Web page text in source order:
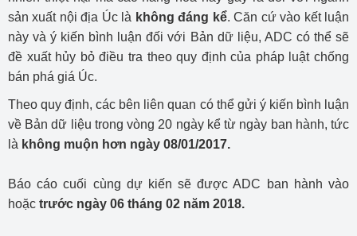
sản xuất nội địa Úc là không đáng kể. Căn cứ vào kết luận
này và ý kiến bình luận đối với Bản dữ liệu, ADC có thể sẽ
đề xuất hủy bỏ điều tra theo quy định của pháp luật chống
bán phá giá Úc.
Theo quy định, các bên liên quan có thể gửi ý kiến bình luận
về Bản dữ liệu trong vòng 20 ngày kể từ ngày ban hành, tức
là không muộn hơn ngày 08/01/2017.
Báo cáo cuối cùng dự kiến sẽ được ADC ban hành vào
hoặc trước ngày 06 tháng 02 năm 2018.